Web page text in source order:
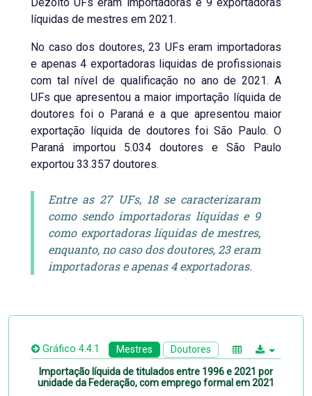
líquidas de mestres em 2021.
No caso dos doutores, 23 UFs eram importadoras
e apenas 4 exportadoras liquidas de profissionais
com tal nível de qualificação no ano de 2021. A
UFs que apresentou a maior importação líquida de
doutores foi o Paraná e a que apresentou maior
exportação líquida de doutores foi São Paulo. O
Paraná importou 5.034 doutores e São Paulo
exportou 33.357 doutores.
Entre as 27 UFs, 18 se caracterizaram
como sendo importadoras líquidas e 9
como exportadoras líquidas de mestres,
enquanto, no caso dos doutores, 23 eram
importadoras e apenas 4 exportadoras.
Gráfico 4.4.1 Mestres Doutores
Importação líquida de titulados entre 1996 e 2021 por
unidade da Federação, com emprego formal em 2021